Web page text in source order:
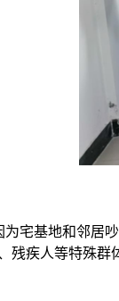
宅基地和邻居
残疾人等特殊